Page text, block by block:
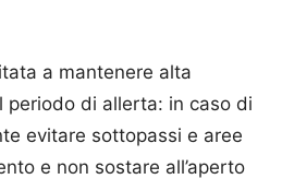
a mantenere alta
periodo di allerta: in caso di
evitare sottopassi e aree
e non sostare all’aperto